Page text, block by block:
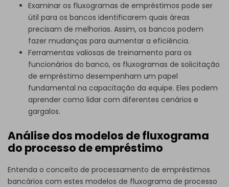
Examinar os fluxogramas de empréstimos pode ser
útil para os bancos identificarem quais áreas
precisam de melhorias. Assim, os bancos podem
fazer mudanças para aumentar a eficiência.
Ferramentas valiosas de treinamento para os
funcionários do banco, os fluxogramas de solicitação
de empréstimo desempenham um papel
fundamental na capacitação da equipe. Eles podem
aprender como lidar com diferentes cenários e
gargalos.
Análise dos modelos de fluxograma
do processo de empréstimo
Entenda o conceito de processamento de empréstimos
bancários com estes modelos de fluxograma de processo